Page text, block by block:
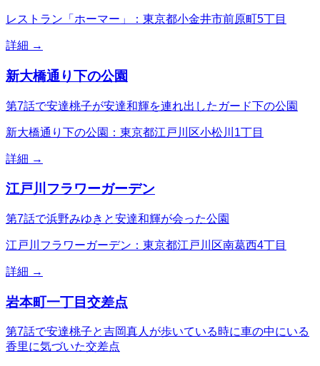
レストラン「ホーマー」：東京都小金井市前原町5丁目
詳細 →
新大橋通り下の公園
第7話で安達桃子が安達和輝を連れ出したガード下の公園
新大橋通り下の公園：東京都江戸川区小松川1丁目
詳細 →
江戸川フラワーガーデン
第7話で浜野みゆきと安達和輝が会った公園
江戸川フラワーガーデン：東京都江戸川区南葛西4丁目
詳細 →
岩本町一丁目交差点
第7話で安達桃子と吉岡真人が歩いている時に車の中にいる
香里に気づいた交差点